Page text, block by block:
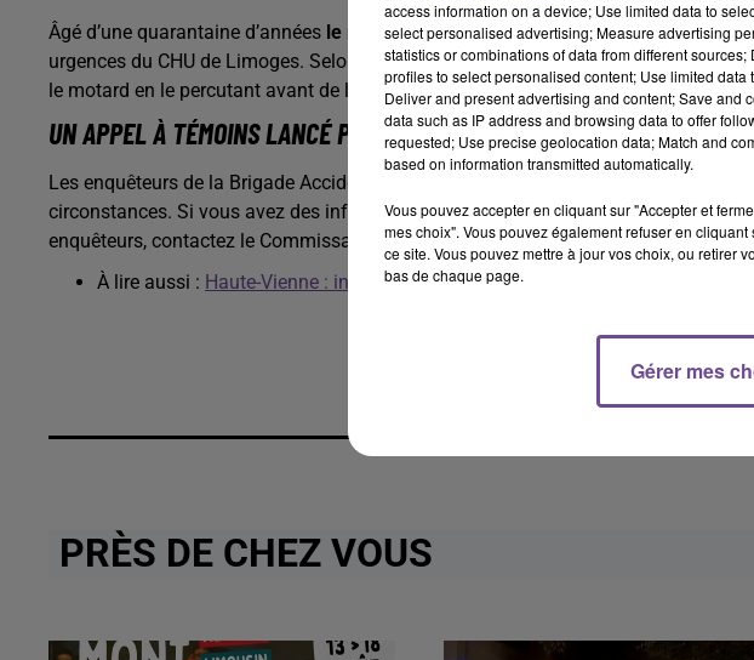
Âgé d’une quarantaine d’années le motard, grièvement blessé,a été pris en
urgences du CHU de Limoges. Selon les premiers éléments, le camion aurait pris
le motard en le percutant avant de la faire chuter.
UN APPEL À TÉMOINS LANCÉ PAR LA POLICE
Les enquêteurs de la Brigade Accident de Limoges
circonstances. Si vous avez des informations permettant d'éclaircir les
enquêteurs, contactez le Commissariat de Police de Limoges au05 55 14 31 50
À lire aussi : Haute-Vienne : interpellation de quatre trafiquants de drogue
PRÈS DE CHEZ VOUS
access information on a device; Use limited data to
select personalised advertising; Measure advertising
statistics or combinations of data from different
profiles to select personalised content; Use limited
Deliver and present advertising and content; Save and
data such as IP address and browsing data to offer
requested; Use precise geolocation data; Match and
based on information transmitted automatically.
Vous pouvez accepter en cliquant sur "Accepter et
mes choix". Vous pouvez également refuser en
ce site. Vous pouvez mettre à jour vos choix, ou retirer
bas de chaque page.
Gérer mes